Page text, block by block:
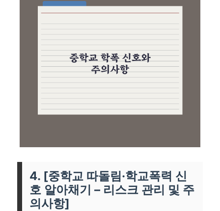
4. [중학교 따돌림·학교폭력 신
호 알아채기 – 리스크 관리 및 주
의사항]